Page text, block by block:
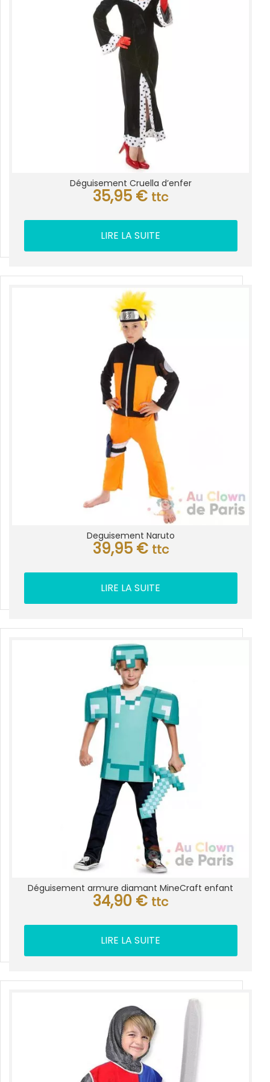
Déguisement Cruella d’enfer
35,95 € ttc
LIRE LA SUITE
Deguisement Naruto
39,95 € ttc
LIRE LA SUITE
Déguisement armure diamant MineCraft enfant
34,90 € ttc
LIRE LA SUITE